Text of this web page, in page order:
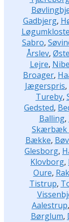
Gadbjerg,
Sabro,
Årslev,
Lejre, Nibe
Broager,
Jægerspris,
Tureby,
Gedsted,
Balling,
Skærbæk
Bække,
Glesborg,
Klovborg,
Oure,
Tistrup,
Aalestrup,
Børglum,